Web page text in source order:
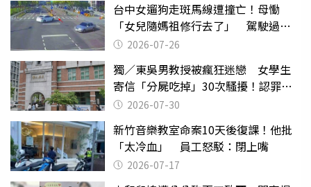
台中女遛狗走斑馬線遭撞亡！母慟
「女兒隨媽祖修行去了」 駕駛過失
致死判9月
2026-07-26
獨／東吳男教授被瘋狂迷戀 女學生
寄信「分屍吃掉」30次騷擾！認罪免
關 2026-07-30
新竹音樂教室命案10天後復課！他批
「太冷血」 員工怒駁：閉上嘴
2026-07-17